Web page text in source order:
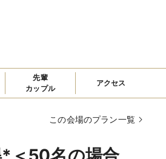
先輩
カップル
アクセス
この会場のプラン一覧